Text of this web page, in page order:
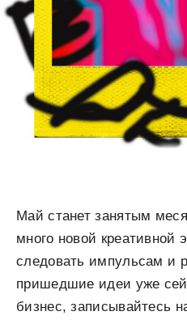
Май станет занятым
много новой креативной
следовать импульсам и
пришедшие идеи уже
бизнес, записывайтесь